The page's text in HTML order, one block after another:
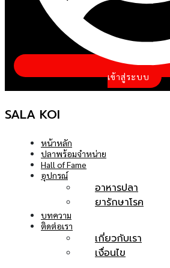
เข้าสู่ระบบ
SALA KOI
หน้าหลัก
ปลาพร้อมจำหน่าย
Hall of Fame
อุปกรณ์
อาหารปลา
ยารักษาโรค
บทความ
ติดต่อเรา
เกี่ยวกับเรา
เงื่อนไข